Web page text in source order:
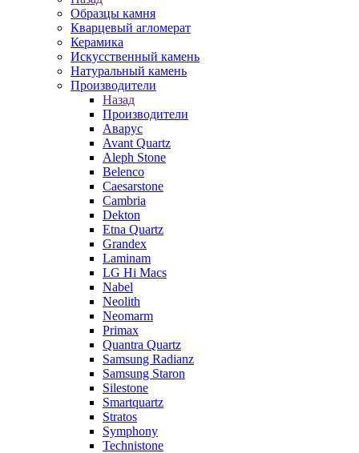
Образцы камня
Кварцевый агломерат
Керамика
Искусственный камень
Натуральный камень
Производители
Назад
Производители
Аварус
Avant Quartz
Aleph Stone
Belenco
Caesarstone
Cambria
Dekton
Etna Quartz
Grandex
Laminam
LG Hi Macs
Nabel
Neolith
Neomarm
Primax
Quantra Quartz
Samsung Radianz
Samsung Staron
Silestone
Smartquartz
Stratos
Symphony
Technistone